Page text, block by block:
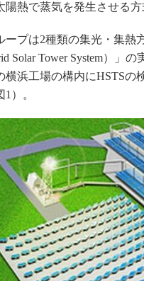
陽熱で蒸気を発生させる方
プは2種類の集光・集熱
Solar Tower System）」
横浜工場の構内にHSTSの
）。